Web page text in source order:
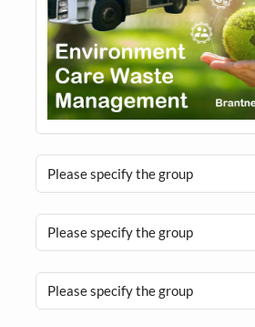
Please specify the group
Please specify the group
Please specify the group